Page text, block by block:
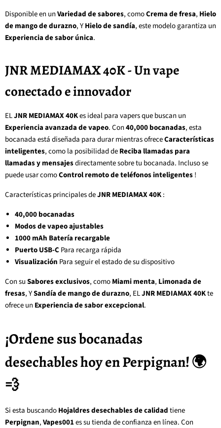
Disponible en unVariedad de sabores, comoCrema de fresa, Hielo
de mango de durazno, YHielo de sandía, este modelo garantiza un
Experiencia de sabor única.
JNR MEDIAMAX 40K - Un vape
conectado e innovador
ELJNR MEDIAMAX 40Kes ideal para vapers que buscan un
Experiencia avanzada de vapeo. Con40,000 bocanadas, esta
bocanada está diseñada para durar mientras ofreceCaracterísticas
inteligentes, como la posibilidad deReciba llamadas para
llamadas y mensajesdirectamente sobre tu bocanada. Incluso se
puede usar comoControl remoto de teléfonos inteligentes!
Características principales deJNR MEDIAMAX 40K:
40,000 bocanadas
Modos de vapeo ajustables
1000 mAh Batería recargable
Puerto USB-CPara recarga rápida
Visualización Para seguir el estado de su dispositivo
Con suSabores exclusivos, comoMiami menta, Limonada de
fresas, YSandía de mango de durazno, ELJNR MEDIAMAX 40Kte
ofrece un Experiencia de sabor excepcional.
¡Ordene sus bocanadas
desechables hoy en Perpignan! 🌍
💨
Si esta buscandoHojaldres desechables de calidadtiene
Perpignan,Vapes001es su tienda de confianza en línea. Con